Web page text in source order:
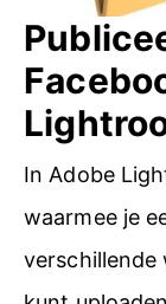
h
o
m
In Adobe
waarmee je
verschillende